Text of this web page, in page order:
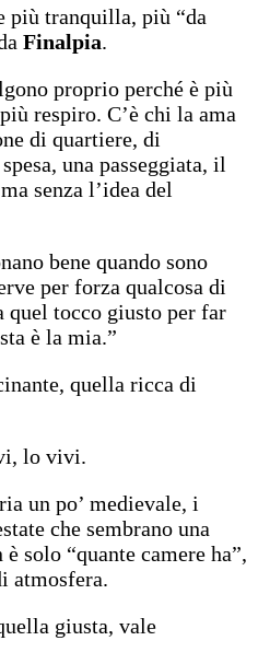
più tranquilla, più “da
Finalpia.
proprio perché è più
respiro. C’è chi la ama
di quartiere, di
una passeggiata, il
senza l’idea del
bene quando sono
per forza qualcosa di
quel tocco giusto per far
è la mia.”
quella ricca di
lo vivi.
un po’ medievale, i
che sembrano una
solo “quante camere ha”,
atmosfera.
giusta, vale